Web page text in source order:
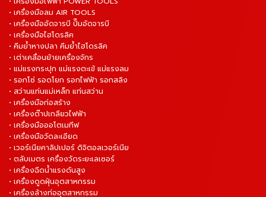
• เครื่องมือลม AIR TOOLS
• เครื่องมืออัดจารบี ปั๊มอัดจารบี
• เครื่องมือไฮโดรลิค
• คีมย้ำหางปลา คีมย้ำไฮโดรลิค
• เต่าเคลื่อนย้ายเครื่องจักร
• แม่แรงกระปุก แม่แรงตะเข้ แม่แรงลม
• รอกโซ่ รอดโยก รอกไฟฟ้า รอกสลิง
• สว่านแท่นแม่เหล็ก แท่นสว่าน
• เครื่องมือก่อสร้าง
• เครื่องต๊าปเกลียวไฟฟ้า
• เครื่องมือออโตเมทีฟ
• เครื่องมือวัดละเอียด
• เวอร์เนียคาลิปเปอร์ ดิจิตอลเวอร์เนีย
• ตลับเมตร เครื่องวัดระยะเลเซอร์
• เครื่องฉีดน้ำแรงดันสูง
• เครื่องดูดฝุ่นอุตสาหกรรม
• เครื่องล้างท่ออุตสาหกรรม